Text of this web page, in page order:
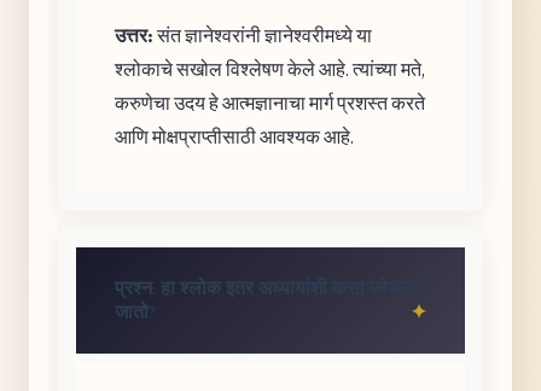
उत्तर:संत ज्ञानेश्वरांनी ज्ञानेश्वरीमध्ये या
श्लोकाचे सखोल विश्लेषण केले आहे. त्यांच्या मते,
करुणेचा उदय हे आत्मज्ञानाचा मार्ग प्रशस्त करते
आणि मोक्षप्राप्तीसाठी आवश्यक आहे.
प्रश्न: हा श्लोक इतर अध्यायांशी कसा जोडला
जातो?